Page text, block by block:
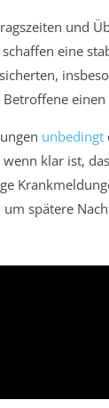
und
eine
unbedingt
klar ist,
spätere